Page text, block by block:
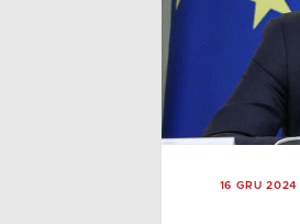
16 GRU 2024